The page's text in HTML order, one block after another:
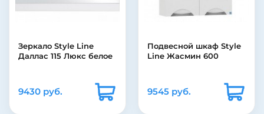
Зеркало Style Line
Даллас 115 Люкс белое
9430 руб.
Подвесной шкаф Style
Line Жасмин 600
9545 руб.